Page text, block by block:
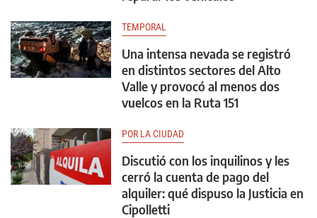
TEMPORAL
Una intensa nevada se registró
en distintos sectores del Alto
Valle y provocó al menos dos
vuelcos en la Ruta 151
POR LA CIUDAD
Discutió con los inquilinos y les
cerró la cuenta de pago del
alquiler: qué dispuso la Justicia en
Cipolletti